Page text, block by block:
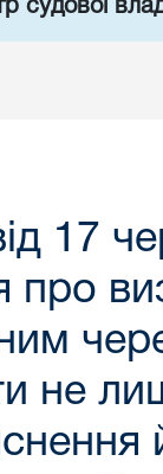
судової
17
про
не